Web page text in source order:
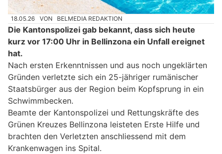
18.05.26 VON BELMEDIA REDAKTION
Die Kantonspolizei gab bekannt, dass sich heute
kurz vor 17:00 Uhr in Bellinzona ein Unfall ereignet
hat.
Nach ersten Erkenntnissen und aus noch ungeklärten
Gründen verletzte sich ein 25-jähriger rumänischer
Staatsbürger aus der Region beim Kopfsprung in ein
Schwimmbecken.
Beamte der Kantonspolizei und Rettungskräfte des
Grünen Kreuzes Bellinzona leisteten Erste Hilfe und
brachten den Verletzten anschliessend mit dem
Krankenwagen ins Spital.